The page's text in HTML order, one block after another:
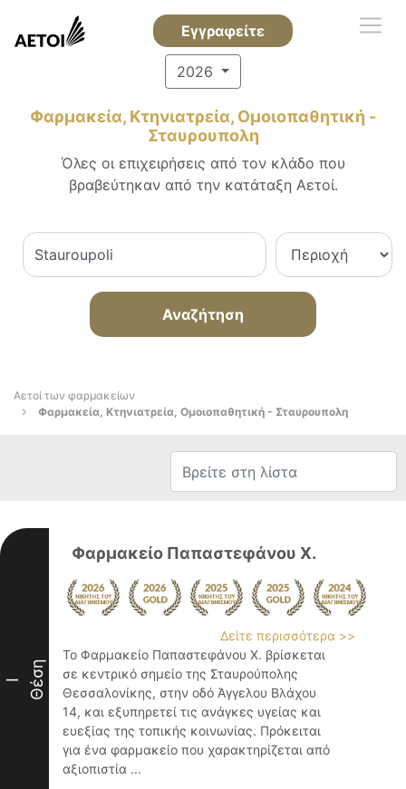
Εγγραφείτε
2026
Φαρμακεία, Κτηνιατρεία, Ομοιοπαθητική -
Σταυρουπολη
Όλες οι επιχειρήσεις από τον κλάδο που
βραβεύτηκαν από την κατάταξη Αετοί.
Αναζήτηση
Αετοί των φαρμακείων
Φαρμακεία, Κτηνιατρεία, Ομοιοπαθητική - Σταυρουπολη
I Θέση
Φαρμακείο Παπαστεφάνου Χ.
Δείτε περισσότερα >>
Το Φαρμακείο Παπαστεφάνου Χ. βρίσκεται
σε κεντρικό σημείο της Σταυρούπολης
Θεσσαλονίκης, στην οδό Άγγελου Βλάχου
14, και εξυπηρετεί τις ανάγκες υγείας και
ευεξίας της τοπικής κοινωνίας. Πρόκειται
για ένα φαρμακείο που χαρακτηρίζεται από
αξιοπιστία ...